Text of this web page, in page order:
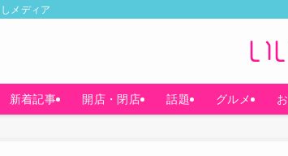
メディア
新着記事 開店・閉店 話題 グルメ